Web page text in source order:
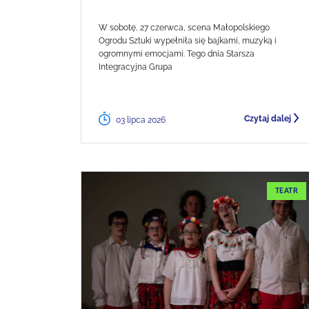
W sobotę, 27 czerwca, scena Małopolskiego
Ogrodu Sztuki wypełniła się bajkami, muzyką i
ogromnymi emocjami. Tego dnia Starsza
Integracyjna Grupa
03 lipca 2026 Czytaj dalej
TEATR